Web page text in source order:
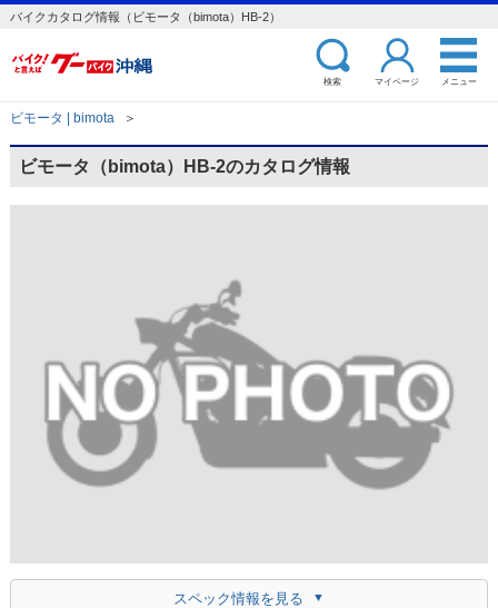
バイクカタログ情報（ビモータ（bimota）HB-2）
検索 マイページ メニュー
ビモータ | bimota ＞
ビモータ（bimota）HB-2のカタログ情報
スペック情報を見る